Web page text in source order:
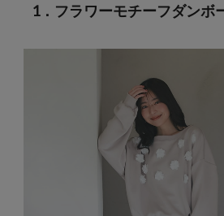
1．フラワーモチーフダンボ